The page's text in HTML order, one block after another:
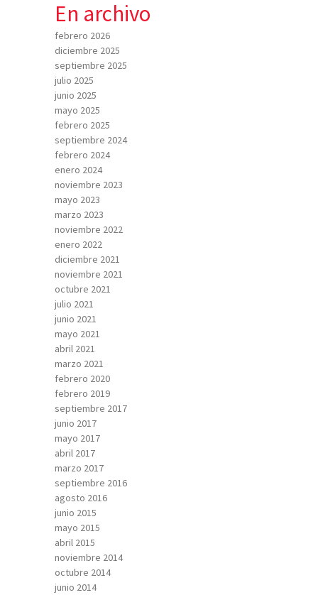
En archivo
febrero 2026
diciembre 2025
septiembre 2025
julio 2025
junio 2025
mayo 2025
febrero 2025
septiembre 2024
febrero 2024
enero 2024
noviembre 2023
mayo 2023
marzo 2023
noviembre 2022
enero 2022
diciembre 2021
noviembre 2021
octubre 2021
julio 2021
junio 2021
mayo 2021
abril 2021
marzo 2021
febrero 2020
febrero 2019
septiembre 2017
junio 2017
mayo 2017
abril 2017
marzo 2017
septiembre 2016
agosto 2016
junio 2015
mayo 2015
abril 2015
noviembre 2014
octubre 2014
junio 2014